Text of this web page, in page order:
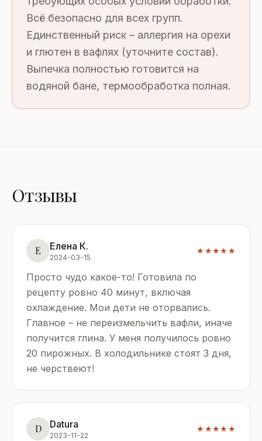
Всё безопасно для всех групп.
Единственный риск – аллергия на орехи
и глютен в вафлях (уточните состав).
Выпечка полностью готовится на
водяной бане, термообработка полная.
Отзывы
Е Елена К.
2024-03-15
★★★★★
Просто чудо какое-то! Готовила по
рецепту ровно 40 минут, включая
охлаждение. Мои дети не оторвались.
Главное – не переизмельчить вафли, иначе
получится глина. У меня получилось ровно
20 пирожных. В холодильнике стоят 3 дня,
не черствеют!
D Datura
2023-11-22
★★★★★